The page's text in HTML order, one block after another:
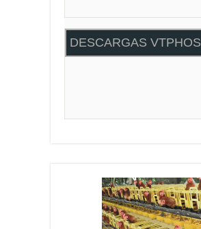
DESCARGAS VTPHOS